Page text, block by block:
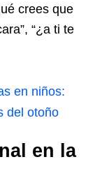
crees que
“¿a ti te
en niños:
del otoño
en la